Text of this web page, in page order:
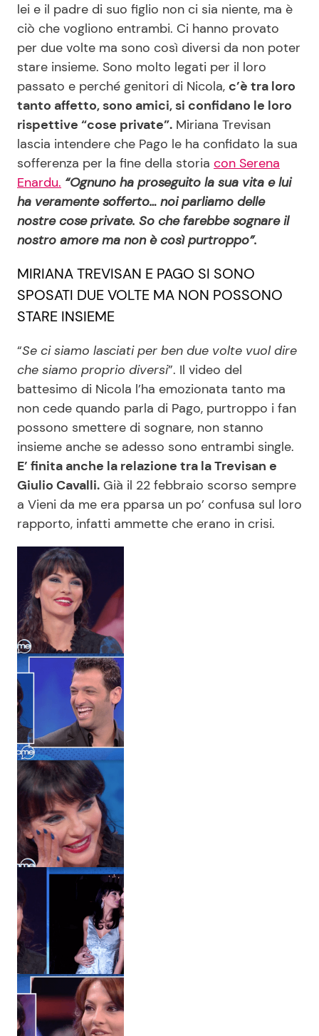
Viaggi e Turismo
Festività
Ricette Feste
Ricette per Bambini
Seguici
Info
Chi siamo
Redazione
Contattaci
Privacy Policy
lei e il padre di suo figlio non ci sia niente, ma è
ciò che vogliono entrambi. Ci hanno provato
per due volte ma sono così diversi da non poter
stare insieme. Sono molto legati per il loro
passato e perché genitori di Nicola, c’è tra loro
tanto affetto, sono amici, si confidano le loro
rispettive “cose private”. Miriana Trevisan
lascia intendere che Pago le ha confidato la sua
sofferenza per la fine della storia con Serena
Enardu. “Ognuno ha proseguito la sua vita e lui
ha veramente sofferto… noi parliamo delle
nostre cose private. So che farebbe sognare il
nostro amore ma non è così purtroppo”.
MIRIANA TREVISAN E PAGO SI SONO
SPOSATI DUE VOLTE MA NON POSSONO
STARE INSIEME
“Se ci siamo lasciati per ben due volte vuol dire
che siamo proprio diversi”. Il video del
battesimo di Nicola l’ha emozionata tanto ma
non cede quando parla di Pago, purtroppo i fan
possono smettere di sognare, non stanno
insieme anche se adesso sono entrambi single.
E’ finita anche la relazione tra la Trevisan e
Giulio Cavalli. Già il 22 febbraio scorso sempre
a Vieni da me era pparsa un po’ confusa sul loro
rapporto, infatti ammette che erano in crisi.